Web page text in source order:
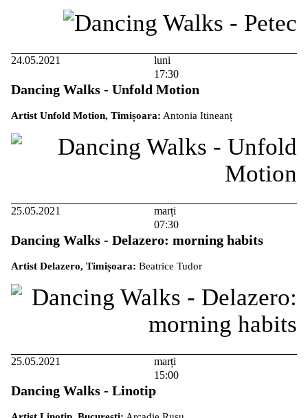
24.05.2021
luni
17:30
Dancing Walks - Unfold Motion
Artist Unfold Motion, Timișoara: Antonia Itineanț
25.05.2021
marți
07:30
Dancing Walks - Delazero: morning habits
Artist Delazero, Timișoara: Beatrice Tudor
25.05.2021
marți
15:00
Dancing Walks - Linotip